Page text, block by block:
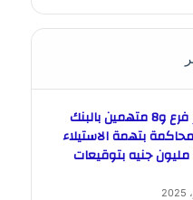
إحالة مدير فرع و8 متهمين بالبنك
بتهمة الاستيلاء
على 23.5 مليون جنيه بتوقيعات